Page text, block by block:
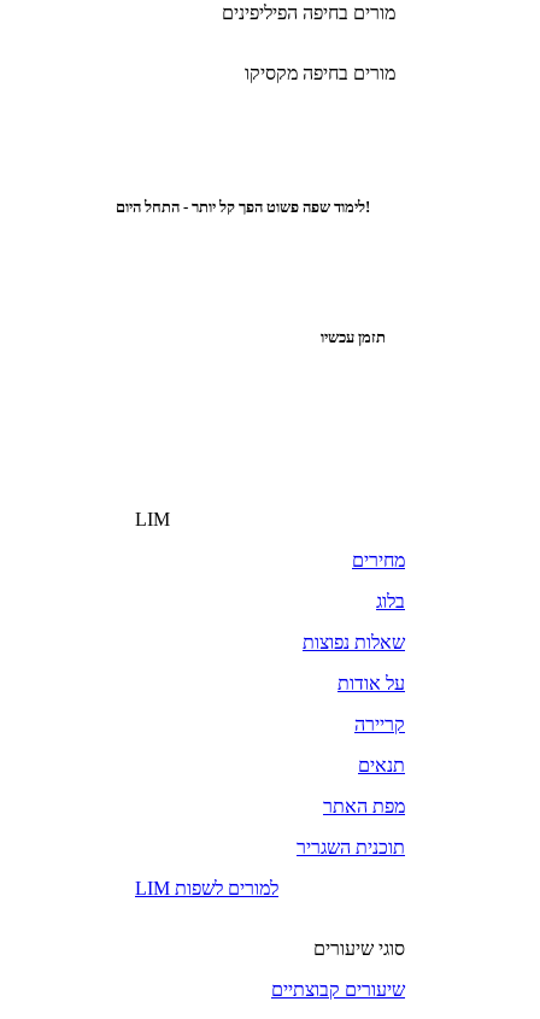
מורים בחיפה הפיליפינים
מורים בחיפה מקסיקו
לימוד שפה פשוט הפך קל יותר - התחל היום!
תזמן עכשיו
LIM
מחירים
בלוג
שאלות נפוצות
על אודות
קריירה
תנאים
מפת האתר
תוכנית השגריר
LIM למורים לשפות
סוגי שיעורים
שיעורים קבוצתיים